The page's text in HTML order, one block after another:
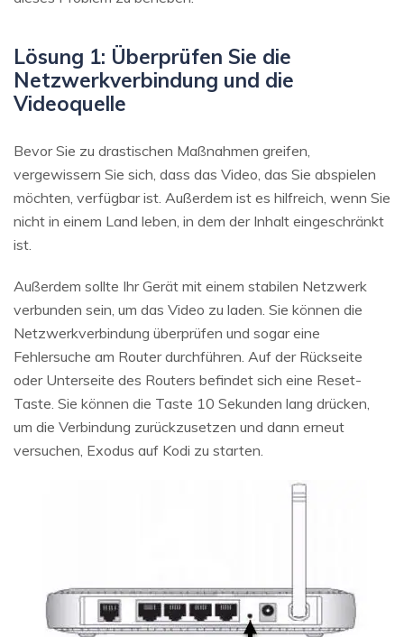
Lösung 1: Überprüfen Sie die
Netzwerkverbindung und die
Videoquelle
Bevor Sie zu drastischen Maßnahmen greifen,
vergewissern Sie sich, dass das Video, das Sie abspielen
möchten, verfügbar ist. Außerdem ist es hilfreich, wenn Sie
nicht in einem Land leben, in dem der Inhalt eingeschränkt
ist.
Außerdem sollte Ihr Gerät mit einem stabilen Netzwerk
verbunden sein, um das Video zu laden. Sie können die
Netzwerkverbindung überprüfen und sogar eine
Fehlersuche am Router durchführen. Auf der Rückseite
oder Unterseite des Routers befindet sich eine Reset-
Taste. Sie können die Taste 10 Sekunden lang drücken,
um die Verbindung zurückzusetzen und dann erneut
versuchen, Exodus auf Kodi zu starten.